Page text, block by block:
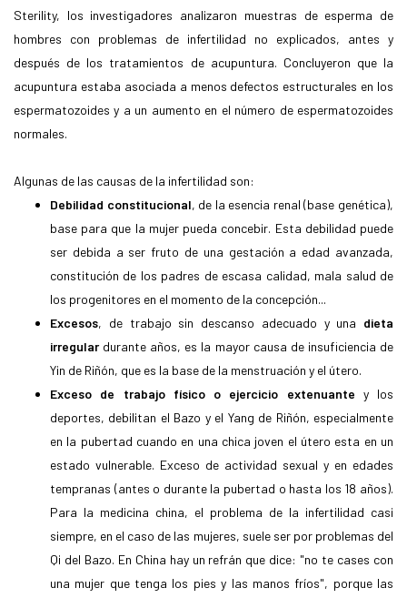
Sterility, los investigadores analizaron muestras de esperma de
hombres con problemas de infertilidad no explicados, antes y
después de los tratamientos de acupuntura. Concluyeron que la
acupuntura estaba asociada a menos defectos estructurales en los
espermatozoides y a un aumento en el número de espermatozoides
normales.
Algunas de las causas de la infertilidad son:
Debilidad constitucional, de la esencia renal (base genética),
base para que la mujer pueda concebir. Esta debilidad puede
ser debida a ser fruto de una gestación a edad avanzada,
constitución de los padres de escasa calidad, mala salud de
los progenitores en el momento de la concepción...
Excesos, de trabajo sin descanso adecuado y una dieta
irregulardurante años, es la mayor causa de insuficiencia de
Yin de Riñón, que es la base de la menstruación y el útero.
Exceso de trabajo físico o ejercicio extenuante y los
deportes, debilitan el Bazo y el Yang de Riñón, especialmente
en la pubertad cuando en una chica joven el útero esta en un
estado vulnerable. Exceso de actividad sexual y en edades
tempranas (antes o durante la pubertad o hasta los 18 años).
Para la medicina china, el problema de la infertilidad casi
siempre, en el caso de las mujeres, suele ser por problemas del
Qi del Bazo. En China hay un refrán que dice: "no te cases con
una mujer que tenga los pies y las manos fríos", porque las